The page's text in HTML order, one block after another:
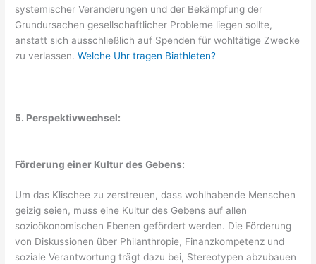
systemischer Veränderungen und der Bekämpfung der
Grundursachen gesellschaftlicher Probleme liegen sollte,
anstatt sich ausschließlich auf Spenden für wohltätige Zwecke
zu verlassen.Welche Uhr tragen Biathleten?
5. Perspektivwechsel:
Förderung einer Kultur des Gebens:
Um das Klischee zu zerstreuen, dass wohlhabende Menschen
geizig seien, muss eine Kultur des Gebens auf allen
sozioökonomischen Ebenen gefördert werden. Die Förderung
von Diskussionen über Philanthropie, Finanzkompetenz und
soziale Verantwortung trägt dazu bei, Stereotypen abzubauen